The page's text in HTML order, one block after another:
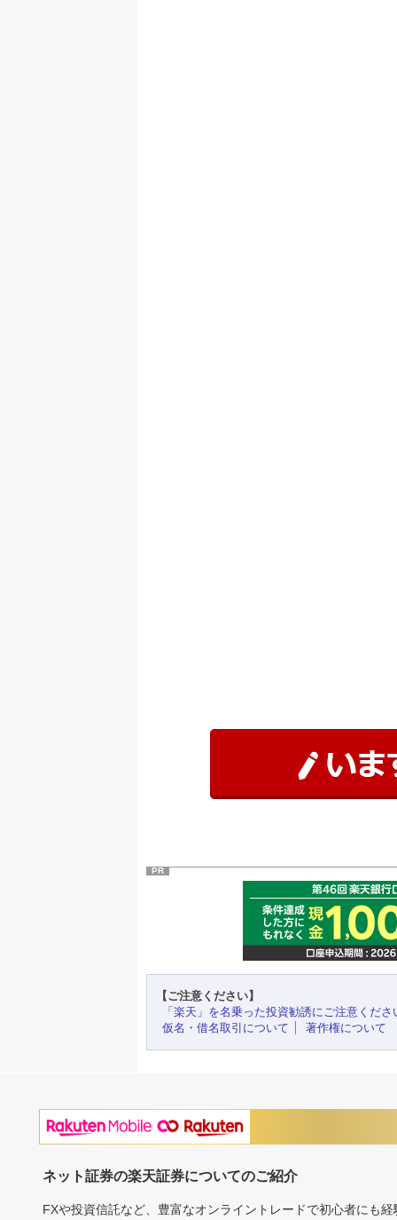
PR
【ご注意ください】
「楽天」を名乗った投資勧誘にご注意くださ
仮名・借名取引について
著作権について
ネット証券の楽天証券についてのご紹介
FXや投資信託など、豊富なオンライントレードで初心者にも